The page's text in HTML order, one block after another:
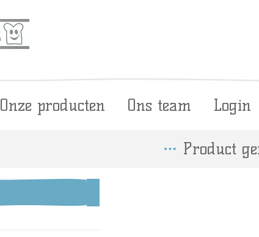
Onze producten Ons team Login
Product